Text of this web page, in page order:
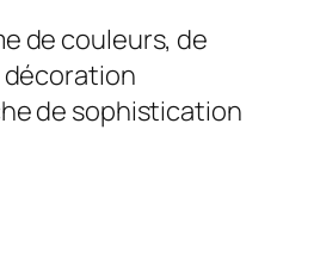
de couleurs, de
décoration
de sophistication